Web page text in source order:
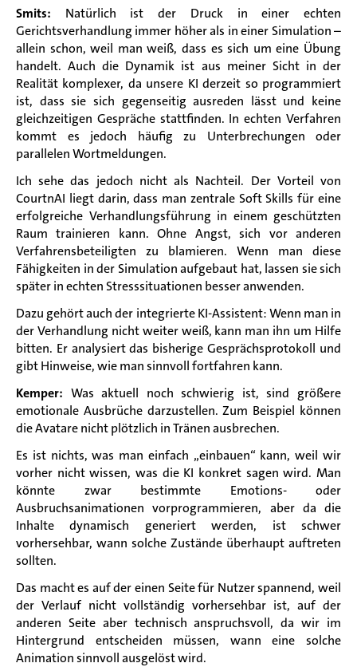
Smits: Natürlich ist der Druck in einer echten
Gerichtsverhandlung immer höher als in einer Simulation –
allein schon, weil man weiß, dass es sich um eine Übung
handelt. Auch die Dynamik ist aus meiner Sicht in der
Realität komplexer, da unsere KI derzeit so programmiert
ist, dass sie sich gegenseitig ausreden lässt und keine
gleichzeitigen Gespräche stattfinden. In echten Verfahren
kommt es jedoch häufig zu Unterbrechungen oder
parallelen Wortmeldungen.
Ich sehe das jedoch nicht als Nachteil. Der Vorteil von
CourtnAI liegt darin, dass man zentrale Soft Skills für eine
erfolgreiche Verhandlungsführung in einem geschützten
Raum trainieren kann. Ohne Angst, sich vor anderen
Verfahrensbeteiligten zu blamieren. Wenn man diese
Fähigkeiten in der Simulation aufgebaut hat, lassen sie sich
später in echten Stresssituationen besser anwenden.
Dazu gehört auch der integrierte KI-Assistent: Wenn man in
der Verhandlung nicht weiter weiß, kann man ihn um Hilfe
bitten. Er analysiert das bisherige Gesprächsprotokoll und
gibt Hinweise, wie man sinnvoll fortfahren kann.
Kemper: Was aktuell noch schwierig ist, sind größere
emotionale Ausbrüche darzustellen. Zum Beispiel können
die Avatare nicht plötzlich in Tränen ausbrechen.
Es ist nichts, was man einfach „einbauen“ kann, weil wir
vorher nicht wissen, was die KI konkret sagen wird. Man
könnte zwar bestimmte Emotions- oder
Ausbruchsanimationen vorprogrammieren, aber da die
Inhalte dynamisch generiert werden, ist schwer
vorhersehbar, wann solche Zustände überhaupt auftreten
sollten.
Das macht es auf der einen Seite für Nutzer spannend, weil
der Verlauf nicht vollständig vorhersehbar ist, auf der
anderen Seite aber technisch anspruchsvoll, da wir im
Hintergrund entscheiden müssen, wann eine solche
Animation sinnvoll ausgelöst wird.